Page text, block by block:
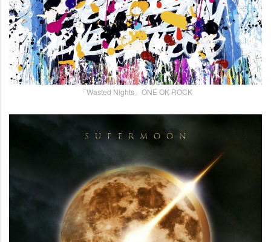
「Wasted Nights」ONE OK ROCK